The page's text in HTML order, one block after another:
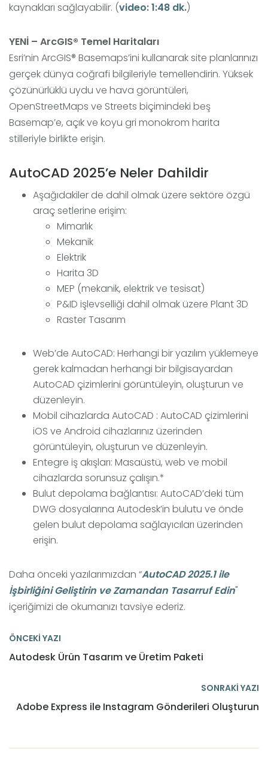
kaynakları sağlayabilir. (video: 1:48 dk.)
YENİ – ArcGIS® Temel Haritaları
Esri’nin ArcGIS® Basemaps’ini kullanarak site planlarınızı
gerçek dünya coğrafi bilgileriyle temellendirin. Yüksek
çözünürlüklü uydu ve hava görüntüleri,
OpenStreetMaps ve Streets biçimindeki beş
Basemap’e, açık ve koyu gri monokrom harita
stilleriyle birlikte erişin.
AutoCAD 2025’e Neler Dahildir
Aşağıdakiler de dahil olmak üzere sektöre özgü
araç setlerine erişim:
Mimarlık
Mekanik
Elektrik
Harita 3D
MEP (mekanik, elektrik ve tesisat)
P&ID işlevselliği dahil olmak üzere Plant 3D
Raster Tasarım
Web’de AutoCAD: Herhangi bir yazılım yüklemeye
gerek kalmadan herhangi bir bilgisayardan
AutoCAD çizimlerini görüntüleyin, oluşturun ve
düzenleyin.
Mobil cihazlarda AutoCAD : AutoCAD çizimlerini
iOS ve Android cihazlarınız üzerinden
görüntüleyin, oluşturun ve düzenleyin.
Entegre iş akışları: Masaüstü, web ve mobil
cihazlarda sorunsuz çalışın.*
Bulut depolama bağlantısı: AutoCAD’deki tüm
DWG dosyalarına Autodesk’in bulutu ve önde
gelen bulut depolama sağlayıcıları üzerinden
erişin.
Daha önceki yazılarımızdan “AutoCAD 2025.1 ile
İşbirliğini Geliştirin ve Zamandan Tasarruf Edin"
içeriğimizi de okumanızı tavsiye ederiz.
ÖNCEKİ YAZI
Autodesk Ürün Tasarım ve Üretim Paketi
SONRAKİ YAZI
Adobe Express ile Instagram Gönderileri Oluşturun